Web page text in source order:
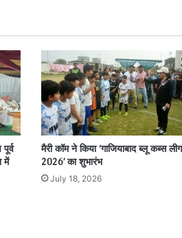
में
मैरी कॉम ने किया ‘गाजियाबाद ब्लू कब्स लीग
2026’ का शुभारंभ
July 18, 2026